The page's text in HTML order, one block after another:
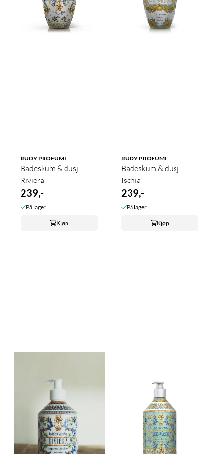
RUDY PROFUMI
Badeskum & dusj -
Riviera
239,-
På lager
Kjøp
RUDY PROFUMI
Badeskum & dusj -
Ischia
239,-
På lager
Kjøp